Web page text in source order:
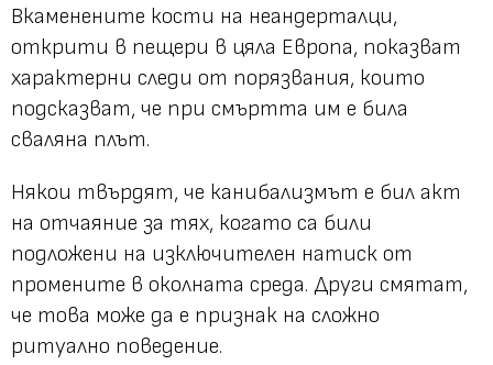
Вкаменените кости на неандерталци,
открити в пещери в цяла Европа, показват
характерни следи от порязвания, които
подсказват, че при смъртта им е била
сваляна плът.
Някои твърдят, че канибализмът е бил акт
на отчаяние за тях, когато са били
подложени на изключителен натиск от
промените в околната среда. Други смятат,
че това може да е признак на сложно
ритуално поведение.